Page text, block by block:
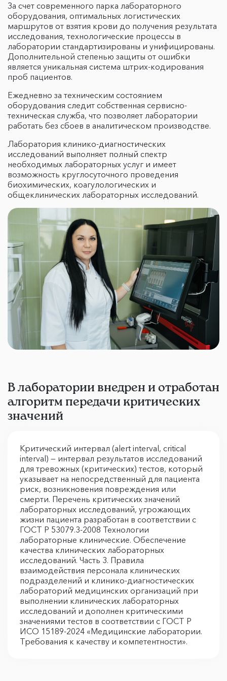
За счет современного парка лабораторного
оборудования, оптимальных логистических
маршрутов от взятия крови до получения результата
исследования, технологические процессы в
лаборатории стандартизированы и унифицированы.
Дополнительной степенью защиты от ошибки
является уникальная система штрих-кодирования
проб пациентов.
Ежедневно за техническим состоянием
оборудования следит собственная сервисно-
техническая служба, что позволяет лаборатории
работать без сбоев в аналитическом производстве.
Лаборатория клинико-диагностических
исследований выполняет полный спектр
необходимых лабораторных услуг и имеет
возможность круглосуточного проведения
биохимических, коагулологических и
общеклинических лабораторных исследований.
В лаборатории внедрен и отработан
алгоритм передачи критических
значений
Критический интервал (alert interval, critical
interval) — интервал результатов исследований
для тревожных (критических) тестов, который
указывает на непосредственный для пациента
риск, возникновения повреждения или
смерти. Перечень критических значений
лабораторных исследований, угрожающих
жизни пациента разработан в соответствии с
ГОСТ Р 53079.3-2008 Технологии
лабораторные клинические. Обеспечение
качества клинических лабораторных
исследований. Часть 3. Правила
взаимодействия персонала клинических
подразделений и клинико-диагностических
лабораторий медицинских организаций при
выполнении клинических лабораторных
исследований и дополнен критическими
значениями тестов в соответствии с ГОСТ Р
ИСО 15189-2024 «Медицинские лаборатории.
Требования к качеству и компетентности».